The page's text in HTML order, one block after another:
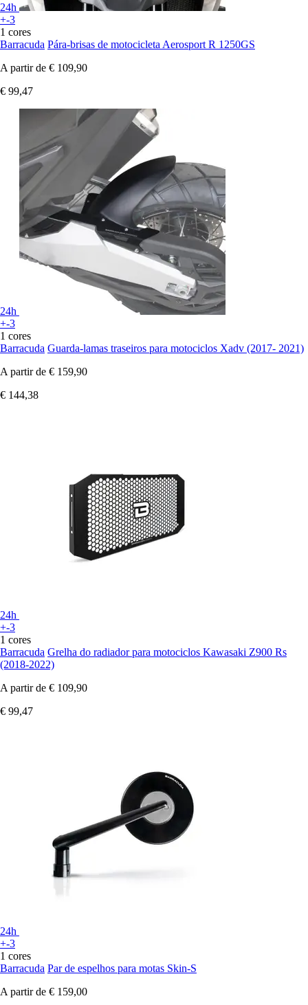
24h
+-3
1 cores
Barracuda Pára-brisas de motocicleta Aerosport R 1250GS
A partir de € 109,90
€ 99,47
24h
+-3
1 cores
Barracuda Guarda-lamas traseiros para motociclos Xadv (2017- 2021)
A partir de € 159,90
€ 144,38
24h
+-3
1 cores
Barracuda Grelha do radiador para motociclos Kawasaki Z900 Rs
(2018-2022)
A partir de € 109,90
€ 99,47
24h
+-3
1 cores
Barracuda Par de espelhos para motas Skin-S
A partir de € 159,00